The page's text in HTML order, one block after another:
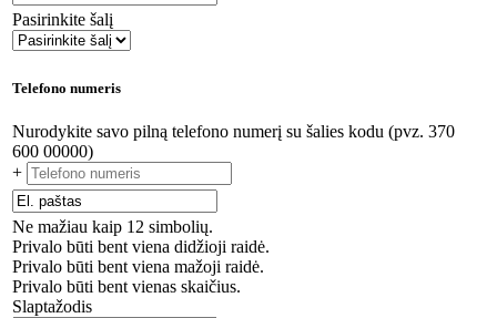
Pasirinkite šalį
Telefono numeris
Nurodykite savo pilną telefono numerį su šalies kodu (pvz. 370
600 00000)
+
Ne mažiau kaip 12 simbolių.
Privalo būti bent viena didžioji raidė.
Privalo būti bent viena mažoji raidė.
Privalo būti bent vienas skaičius.
Slaptažodis